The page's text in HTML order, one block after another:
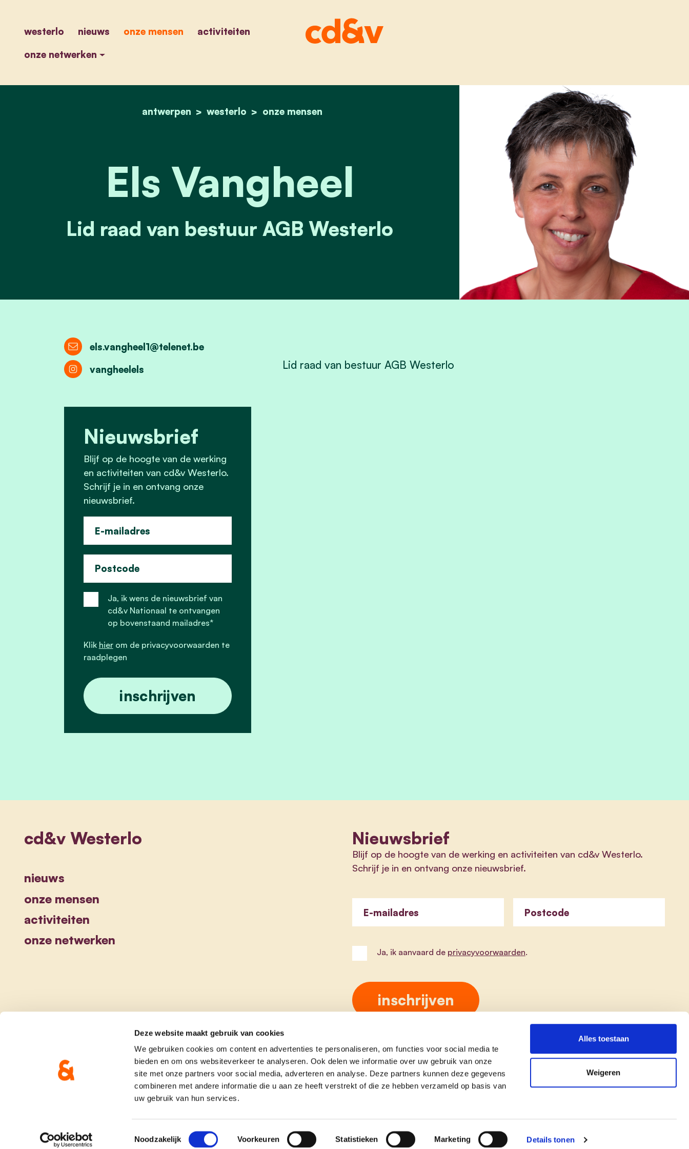
Deze website maakt gebruik van cookies
We gebruiken cookies om content en advertenties te personaliseren, om functies voor social media te
bieden en om ons websiteverkeer te analyseren. Ook delen we informatie over uw gebruik van onze
site met onze partners voor social media, adverteren en analyse. Deze partners kunnen deze gegevens
combineren met andere informatie die u aan ze heeft verstrekt of die ze hebben verzameld op basis van
uw gebruik van hun services.
Toestemmingsselectie
Noodzakelijk Voorkeuren Statistieken Marketing Details tonen
Alles toestaan
Weigeren
westerlo nieuws onze mensen
activiteiten
onze netwerken
home
antwerpen westerlo onze mensen
els vangheel
Els Vangheel
Lid raad van bestuur AGB Westerlo
Lid raad van bestuur AGB Westerlo
els.vangheel1@telenet.be
vangheelels
Nieuwsbrief
Blijf op de hoogte van de werking
en activiteiten van cd&v Westerlo.
Schrijf je in en ontvang onze
nieuwsbrief.
E-mailadres
Postcode
Ja, ik wens de nieuwsbrief van
cd&v Nationaal te ontvangen
op bovenstaand mailadres*
Klik hierom de privacyvoorwaarden te
raadplegen
cd&v Westerlo
nieuws
onze mensen
activiteiten
onze netwerken
Nieuwsbrief
Blijf op de hoogte van de werking en activiteiten van cd&v Westerlo.
Schrijf je in en ontvang onze nieuwsbrief.
E-mailadres Postcode
Ja, ik aanvaard de privacyvoorwaarden.
onze partij doe mee contact